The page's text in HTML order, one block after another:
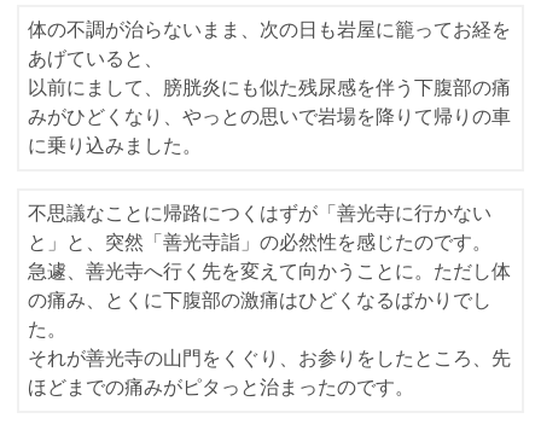
体の不調が治らないまま、次の日も岩屋に籠ってお経を
あげていると、
以前にまして、膀胱炎にも似た残尿感を伴う下腹部の痛
みがひどくなり、やっとの思いで岩場を降りて帰りの車
に乗り込みました。
不思議なことに帰路につくはずが「善光寺に行かない
と」と、突然「善光寺詣」の必然性を感じたのです。
急遽、善光寺へ行く先を変えて向かうことに。ただし体
の痛み、とくに下腹部の激痛はひどくなるばかりでし
た。
それが善光寺の山門をくぐり、お参りをしたところ、先
ほどまでの痛みがピタっと治まったのです。